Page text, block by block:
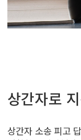
상간자로
상간자 소송 피고